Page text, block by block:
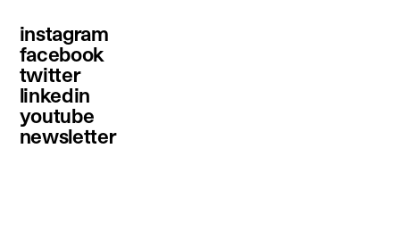
instagram
facebook
twitter
linkedin
youtube
newsletter